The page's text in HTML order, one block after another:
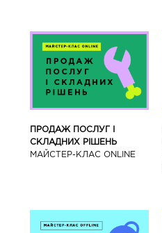
ПРОДАЖ ПОСЛУГ І
СКЛАДНИХ РІШЕНЬ
МАЙСТЕР-КЛАС ONLINE